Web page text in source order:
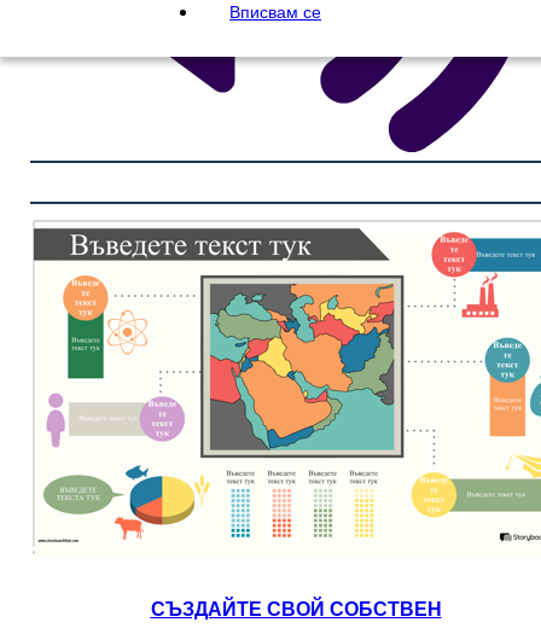
Вписвам се
СЪЗДАЙТЕ СВОЙ СОБСТВЕН